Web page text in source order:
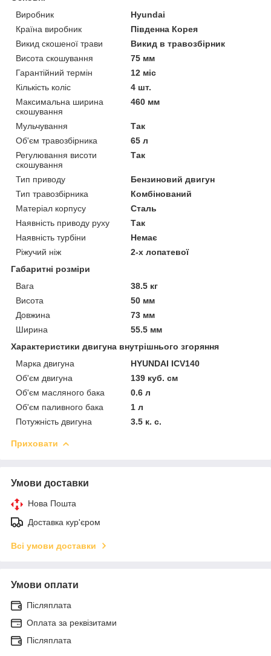
Виробник
Hyundai
Країна виробник
Південна Корея
Викид скошеної трави
Викид в травозбірник
Висота скошування
75 мм
Гарантійний термін
12 міс
Кількість коліс
4 шт.
Максимальна ширина
скошування
460 мм
Мульчування
Так
Об'єм травозбірника
65 л
Регулювання висоти
скошування
Так
Тип приводу
Бензиновий двигун
Тип травозбірника
Комбінований
Матеріал корпусу
Сталь
Наявність приводу руху
Так
Наявність турбіни
Немає
Ріжучий ніж
2-х лопатевої
Габаритні розміри
Вага
38.5 кг
Висота
50 мм
Довжина
73 мм
Ширина
55.5 мм
Характеристики двигуна внутрішнього згоряння
Марка двигуна
HYUNDAI ICV140
Об'єм двигуна
139 куб. см
Об'єм масляного бака
0.6 л
Об'єм паливного бака
1 л
Потужність двигуна
3.5 к. с.
Приховати
Умови доставки
Нова Пошта
Доставка кур'єром
Всі умови доставки
Умови оплати
Післяплата
Оплата за реквізитами
Післяплата